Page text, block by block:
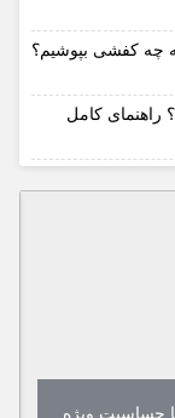
چه کفشی بپوشیم؟
راهنمای کامل